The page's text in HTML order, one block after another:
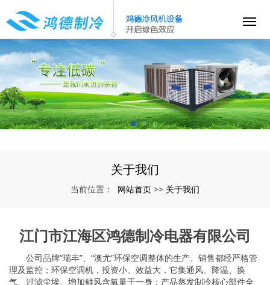
关于我们
当前位置： 网站首页 >> 关于我们
江门市江海区鸿德制冷电器有限公司
公司品牌“瑞丰”、“澳尤”环保空调整体的生产、销售都经严格管
理及监控；环保空调机，投资小、效益大，它集通风、降温、换
气、过滤尘埃、增加鲜风含氧量于一身；产品蒸发制冷核心部件全